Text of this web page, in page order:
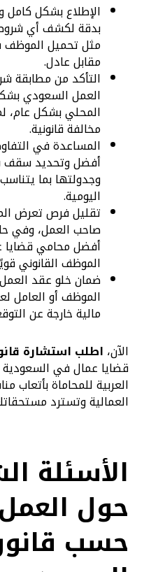
الإطلاع بشكل
بدقة لكشف أي
مثل تحميل الموظف
مقابل عادل.
التأكد من مطابقة
العمل السعودي
المحلي بشكل عام،
مخالفة قانونية.
المساعدة في
أفضل وتحديد سقف
وجدولتها بما
اليومية.
تقليل فرص تعرض
صاحب العمل، وفي
أفضل محامي
الموظف القانوني
ضمان خلو عقد
الموظف أو العامل
مالية خارجة عن
الآن، اطلب استشارة
قضايا عمال في
العربية للمحاماة بأتعاب
العمالية وتسترد
الأسئلة
حول
حسب